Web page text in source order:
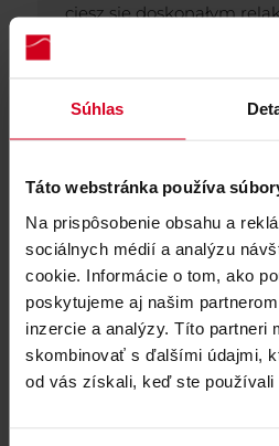
Súhlas
Táto webstránka používa
Na prispôsobenie obsahu a
sociálnych médií a analýzu
cookie. Informácie o tom, ako
poskytujeme aj našim
inzercie a analýzy. Títo partneri
skombinovať s ďalšími údajmi,
od vás získali, keď ste používali
ciesz się doskonałym
Galeria